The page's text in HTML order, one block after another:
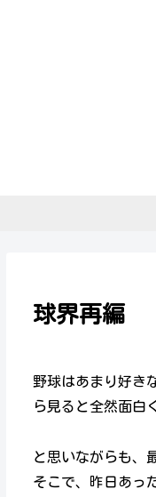
球界再編
野球はあまり好き
ら見ると全然面白
と思いながらも、
そこで、昨日あっ